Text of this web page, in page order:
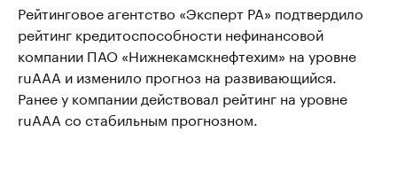
Рейтинговое агентство «Эксперт РА» подтвердило
рейтинг кредитоспособности нефинансовой
компании ПАО «Нижнекамскнефтехим» на уровне
ruAАА и изменило прогноз на развивающийся.
Ранее у компании действовал рейтинг на уровне
ruAAA со стабильным прогнозном.